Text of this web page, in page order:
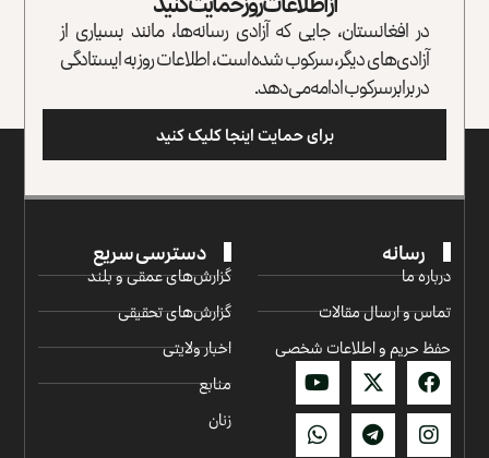
در افغانستان، جایی که آزادی رسانه‌ها، مانند بسیاری از
آزادی‌های دیگر، سرکوب شده است، اطلاعات روز به ایستادگی
در برابر سرکوب ادامه می‌دهد.
برای حمایت اینجا کلیک کنید
رسانه
درباره ما
تماس و ارسال مقالات
حفظ حریم و اطلاعات شخصی
دسترسی سریع
گزارش‌‌های عمقی و بلند
گزارش‌های تحقیقی
اخبار ولایتی
منابع
زنان